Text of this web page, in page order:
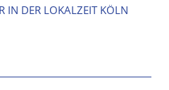
IN DER LOKALZEIT KÖLN